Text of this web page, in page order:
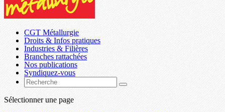
CGT Métallurgie
Droits & Infos pratiques
Industries & Filières
Branches rattachées
Nos publications
Syndiquez-vous
Sélectionner une page